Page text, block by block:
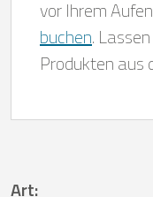
vor Ihrem
buchen.
Produkten aus
Art: